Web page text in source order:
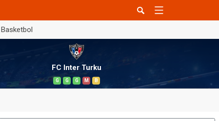
Basketbol
FC Inter Turku
G G G M B